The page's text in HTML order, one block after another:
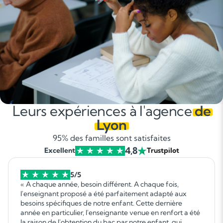
Leurs expériences à l'agencede
Lyon
95% des familles sont satisfaites
Excellent 4,8 Trustpilot
5/5
« A chaque année, besoin différent. A chaque fois,
l'enseignant proposé a été parfaitement adapté aux
besoins spécifiques de notre enfant. Cette dernière
année en particulier, l'enseignante venue en renfort a été